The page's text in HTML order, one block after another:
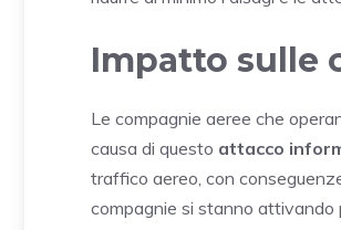
Impatto sulle
Le compagnie aeree che
causa di questo attacco
traffico aereo, con
compagnie si stanno attivando